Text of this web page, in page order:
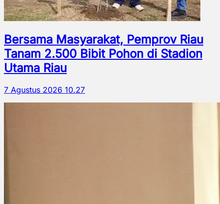
Bersama Masyarakat, Pemprov Riau
Tanam 2.500 Bibit Pohon di Stadion
Utama Riau
7 Agustus 2026 10.27